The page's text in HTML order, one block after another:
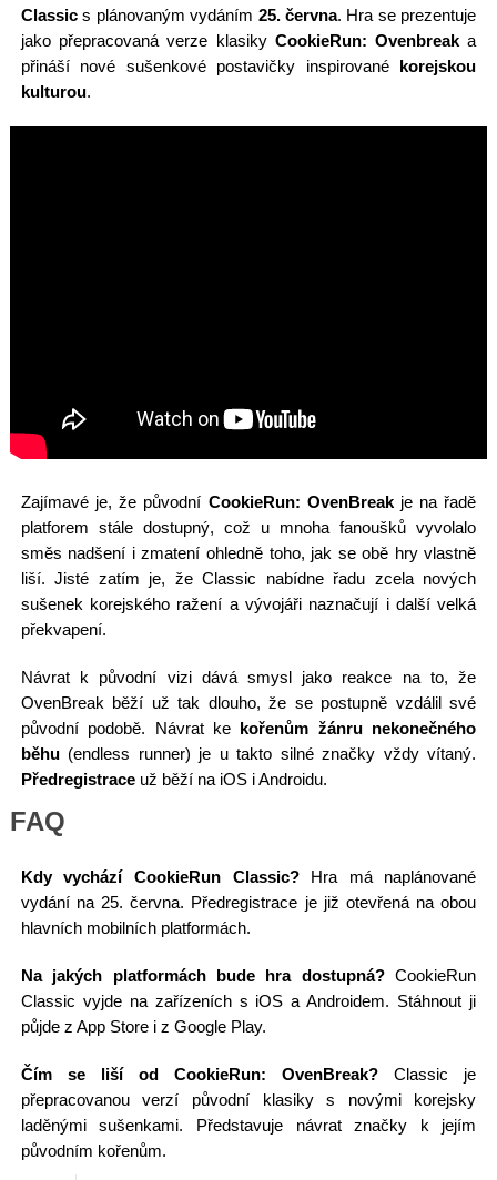
Classics plánovaným vydáním 25. června. Hra se prezentuje
jako přepracovaná verze klasiky CookieRun: Ovenbreaka
přináší nové sušenkové postavičky inspirované korejskou
kulturou.
Zajímavé je, že původní CookieRun: OvenBreakje na řadě
platforem stále dostupný, což u mnoha fanoušků vyvolalo
směs nadšení i zmatení ohledně toho, jak se obě hry vlastně
liší. Jisté zatím je, že Classic nabídne řadu zcela nových
sušenek korejského ražení a vývojáři naznačují i další velká
překvapení.
Návrat k původní vizi dává smysl jako reakce na to, že
OvenBreak běží už tak dlouho, že se postupně vzdálil své
původní podobě. Návrat ke kořenům žánru nekonečného
běhu(endless runner) je u takto silné značky vždy vítaný.
Předregistraceuž běží na iOS i Androidu.
FAQ
Kdy vychází CookieRun Classic?Hra má naplánované
vydání na 25. června. Předregistrace je již otevřená na obou
hlavních mobilních platformách.
Na jakých platformách bude hra dostupná?CookieRun
Classic vyjde na zařízeních s iOS a Androidem. Stáhnout ji
půjde z App Store i z Google Play.
Čím se liší od CookieRun: OvenBreak? Classic je
přepracovanou verzí původní klasiky s novými korejsky
laděnými sušenkami. Představuje návrat značky k jejím
původním kořenům.